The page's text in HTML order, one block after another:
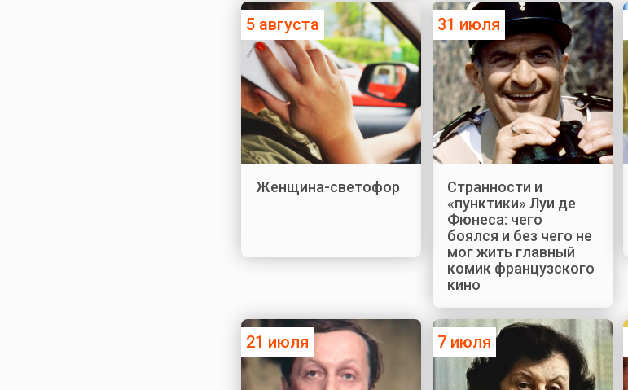
5 августа
Женщина-светофор
31 июля
Странности и
«пунктики» Луи де
Фюнеса: чего
боялся и без чего не
мог жить главный
комик французского
кино
21 июля 7 июля